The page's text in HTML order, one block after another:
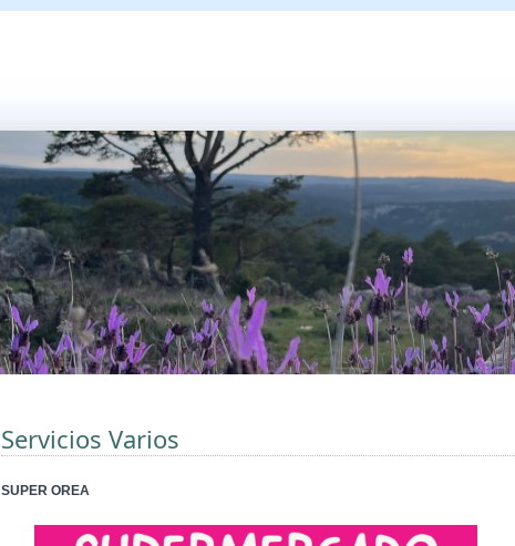
Servicios Varios
SUPER OREA